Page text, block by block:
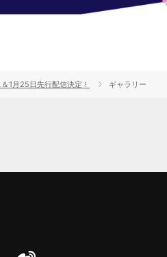
1月25日先行配信決定！ ギャラリー